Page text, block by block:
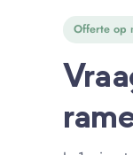
Offerte op